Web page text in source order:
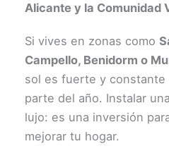
Alicante y la Comunidad
Si vives en zonas como
Campello, Benidorm o
sol es fuerte y constante
parte del año. Instalar
lujo: es una inversión
mejorar tu hogar.